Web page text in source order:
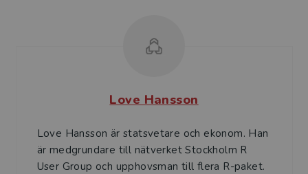
Love Hansson
Love Hansson är statsvetare och ekonom. Han
är medgrundare till nätverket Stockholm R
User Group och upphovsman till flera R-paket.